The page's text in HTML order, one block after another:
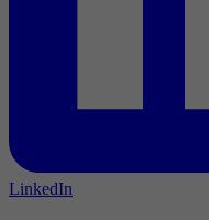
LinkedIn